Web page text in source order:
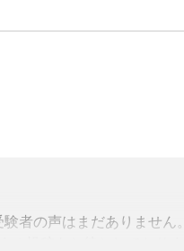
験者の声はまだありません。